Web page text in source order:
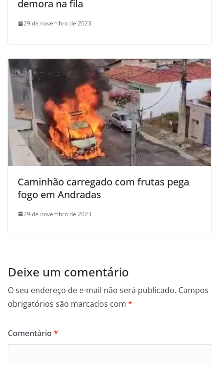
demora na fila
29 de novembro de 2023
Caminhão carregado com frutas pega
fogo em Andradas
29 de novembro de 2023
Deixe um comentário
O seu endereço de e-mail não será publicado. Campos
obrigatórios são marcados com *
Comentário *